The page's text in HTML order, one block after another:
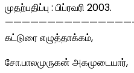
முதற்பதிப்பு : பிப்ரவரி 2003.
கட்டுரை எழுத்தாக்கம்,
சோ.பாலமுருகன் அகமுடையார்,